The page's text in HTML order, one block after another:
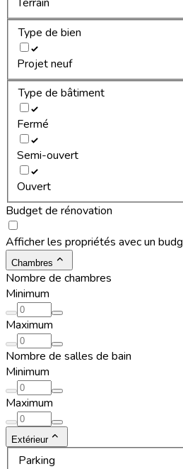
Type de bien
Projet neuf
Type de bâtiment
Fermé
Semi-ouvert
Ouvert
Budget de rénovation
Afficher les propriétés avec un
Chambres
Nombre de chambres
Minimum
Maximum
Nombre de salles de bain
Minimum
Maximum
Extérieur
Parking